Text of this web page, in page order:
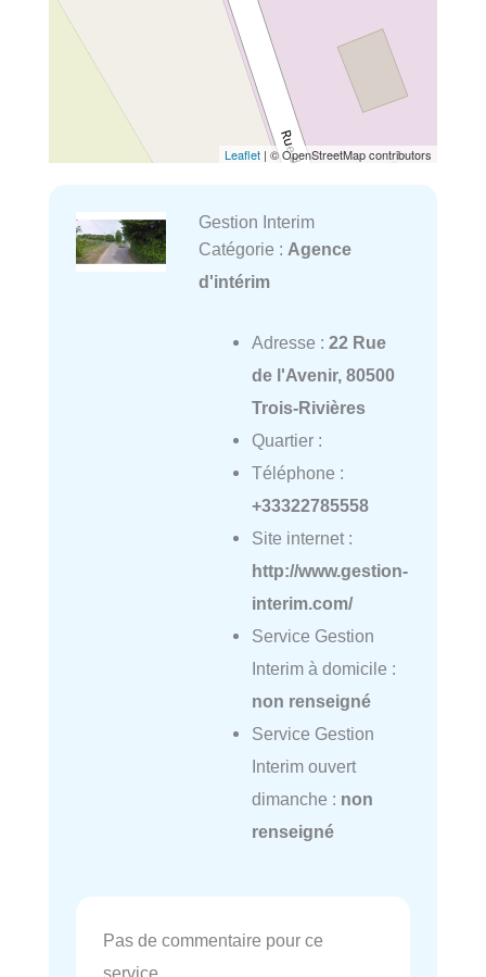
Leaflet | © OpenStreetMap contributors
Gestion Interim
Catégorie : Agence
d'intérim
Adresse : 22 Rue
de l'Avenir, 80500
Trois-Rivières
Quartier :
Téléphone :
+33322785558
Site internet :
http://www.gestion-
interim.com/
Service Gestion
Interim à domicile :
non renseigné
Service Gestion
Interim ouvert
dimanche : non
renseigné
Pas de commentaire pour ce
service.